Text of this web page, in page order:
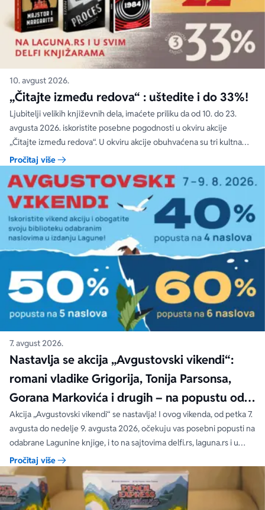
10. avgust 2026.
„Čitajte između redova“ : uštedite i do 33%!
Ljubitelji velikih književnih dela, imaćete priliku da od 10. do 23.
avgusta 2026. iskoristite posebne pogodnosti u okviru akcije
„Čitajte između redova“. U okviru akcije obuhvaćena su tri kultna
romana svetske književnosti: „Majstor i Margarita“ Mihaila Bulgakova,
Pročitaj više
7. avgust 2026.
Nastavlja se akcija „Avgustovski vikendi“:
romani vladike Grigorija, Tonija Parsonsa,
Gorana Markovića i drugih – na popustu od
čak 40, 50 i 60%
Akcija „Avgustovski vikendi“ se nastavlja! I ovog vikenda, od petka 7.
avgusta do nedelje 9. avgusta 2026, očekuju vas posebni popusti na
odabrane Lagunine knjige, i to na sajtovima delfi.rs, laguna.rs i u
svim Delfi knjižarama.
Pročitaj više